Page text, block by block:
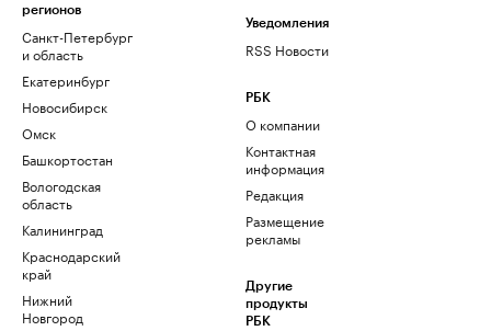
регионов
Санкт-Петербург
и область
Екатеринбург
Новосибирск
Омск
Башкортостан
Вологодская
область
Калининград
Краснодарский
край
Нижний
Новгород
Уведомления
RSS Новости
РБК
О компании
Контактная
информация
Редакция
Размещение
рекламы
Другие
продукты
РБК